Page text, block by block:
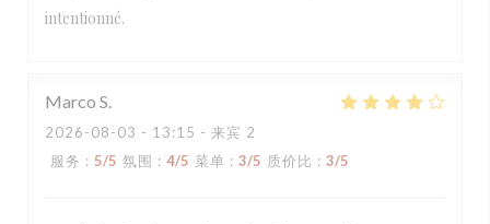
intentionné.
Marco S
2026-08-03 - 13:15 - 来宾 2
服务 : 5/5 氛围 : 4/5 菜单 : 3/5 质价比 : 3/5